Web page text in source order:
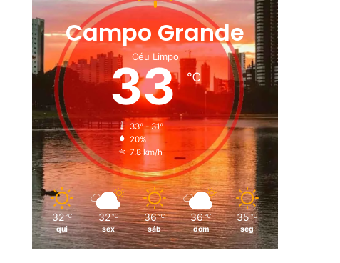
Campo Grande
Céu Limpo
33℃
33º - 31º
20%
7.8 km/h
32 ℃
qui
32 ℃
sex
36 ℃
sáb
36 ℃
dom
35 ℃
seg